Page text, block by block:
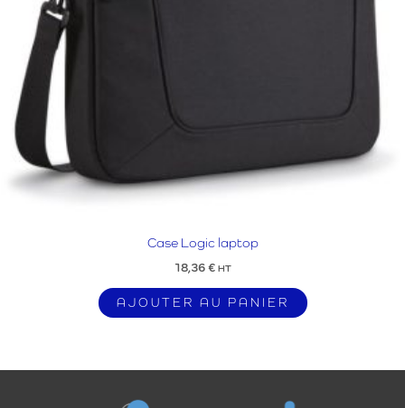
Case Logic laptop
18,36 € HT
AJOUTER AU PANIER